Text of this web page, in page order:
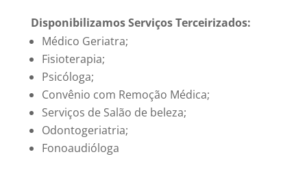
Disponibilizamos Serviços Terceirizados:
Médico Geriatra;
Fisioterapia;
Psicóloga;
Convênio com Remoção Médica;
Serviços de Salão de beleza;
Odontogeriatria;
Fonoaudióloga